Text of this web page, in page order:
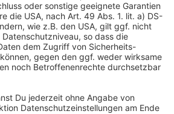
News & Updates:
|Facebook|WhatsApp-Kanal